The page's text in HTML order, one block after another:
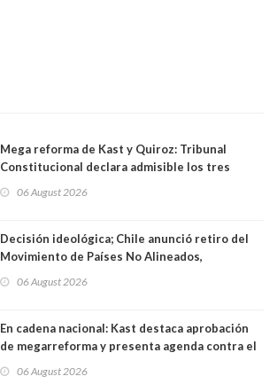
Mega reforma de Kast y Quiroz: Tribunal
Constitucional declara admisible los tres
06 August 2026
Decisión ideológica; Chile anunció retiro del
Movimiento de Países No Alineados,
1971. Excanciller Insulza lamentó decisión
06 August 2026
En cadena nacional: Kast destaca aprobación
de megarreforma y presenta agenda contra el
06 August 2026